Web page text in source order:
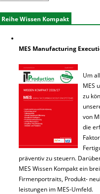
Reihe Wissen Kompakt
MES Manufacturing
Um
MES
zu
von
die
präventiv zu steuern.
MES Wissen Kompakt ein
Firmenportraits, Produkt-
leistungen im MES-Umfeld.